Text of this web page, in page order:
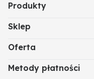
Produkty
Sklep
Oferta
Metody płatności